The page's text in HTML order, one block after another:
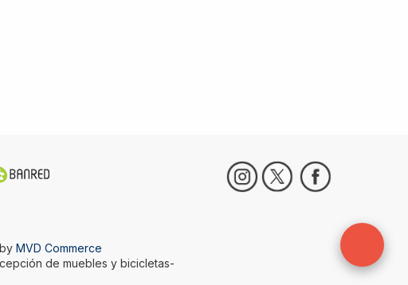
MVD Commerce
de muebles y bicicletas-